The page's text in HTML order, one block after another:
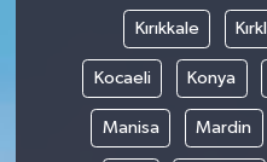
Kırıkkale
Kocaeli Konya
Manisa Mardin